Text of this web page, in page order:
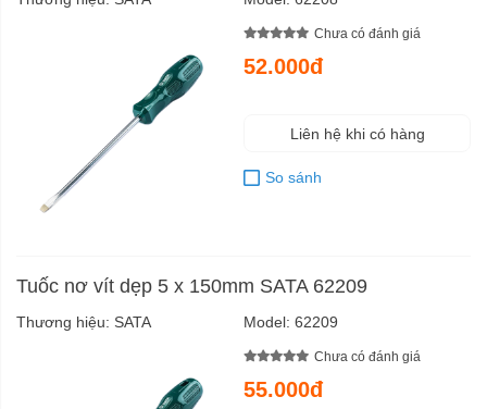
Chưa có đánh giá
52.000đ
Liên hệ khi có hàng
So sánh
Tuốc nơ vít dẹp 5 x 150mm SATA 62209
Thương hiệu: SATA Model: 62209
Chưa có đánh giá
55.000đ